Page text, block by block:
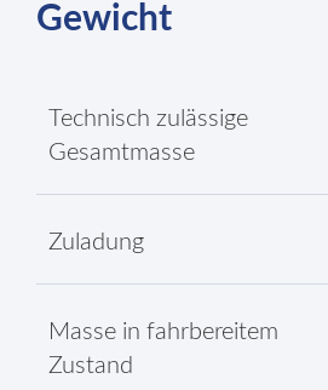
Gewicht
Technisch zulässige
Gesamtmasse
Zuladung
Masse in fahrbereitem
Zustand